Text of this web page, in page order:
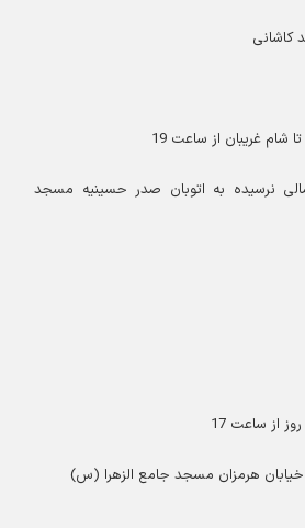
غریبان از ساعت 19
نرسیده به اتوبان صدر حسینیه مسجد
هرمزان مسجد جامع الزهرا (س)